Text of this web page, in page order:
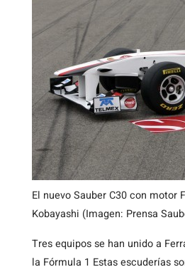
El nuevo Sauber C30 con motor
Kobayashi (Imagen: Prensa
Tresequipos se han unido a
la Fórmula 1 Estas escuderías